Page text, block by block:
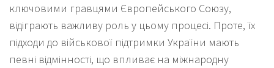
ключовими гравцями Європейського Союзу,
відіграють важливу роль у цьому процесі. Проте, їх
підходи до військової підтримки України мають
певні відмінності, що впливає на міжнародну